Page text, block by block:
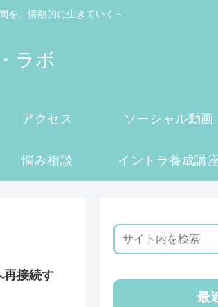
を、情熱的に生きていく～
ラボ
アクセス ソーシャル動画
悩み相談 イントラ養成講
再接続す
最